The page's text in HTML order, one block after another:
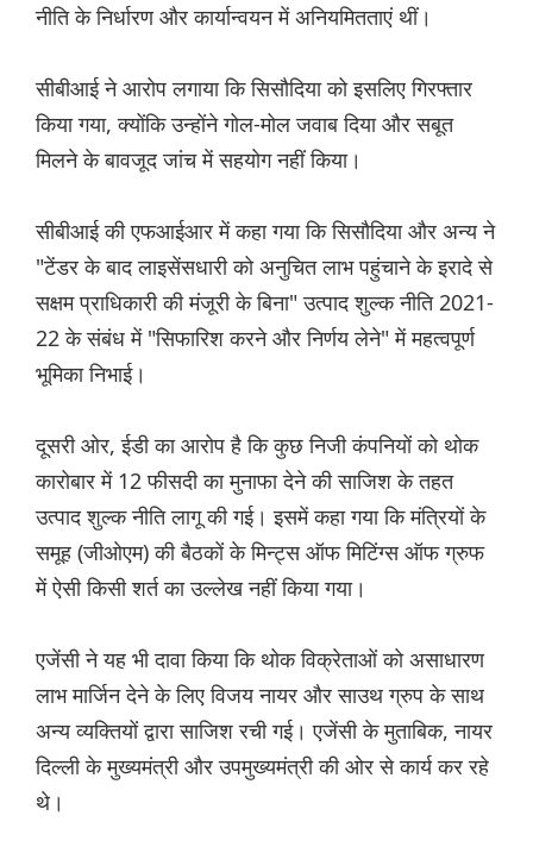
नीति के निर्धारण और कार्यान्वयन में अनियमितताएं थीं।
सीबीआई ने आरोप लगाया कि सिसौदिया को इसलिए गिरफ्तार
किया गया, क्योंकि उन्होंने गोल-मोल जवाब दिया और सबूत
मिलने के बावजूद जांच में सहयोग नहीं किया।
सीबीआई की एफआईआर में कहा गया कि सिसौदिया और अन्य ने
"टेंडर के बाद लाइसेंसधारी को अनुचित लाभ पहुंचाने के इरादे से
सक्षम प्राधिकारी की मंजूरी के बिना" उत्पाद शुल्क नीति 2021-
22 के संबंध में "सिफारिश करने और निर्णय लेने" में महत्वपूर्ण
भूमिका निभाई।
दूसरी ओर, ईडी का आरोप है कि कुछ निजी कंपनियों को थोक
कारोबार में 12 फीसदी का मुनाफा देने की साजिश के तहत
उत्पाद शुल्क नीति लागू की गई। इसमें कहा गया कि मंत्रियों के
समूह (जीओएम) की बैठकों के मिन्ट्स ऑफ मिटिंग्स ऑफ ग्रुफ
में ऐसी किसी शर्त का उल्लेख नहीं किया गया।
एजेंसी ने यह भी दावा किया कि थोक विक्रेताओं को असाधारण
लाभ मार्जिन देने के लिए विजय नायर और साउथ ग्रुप के साथ
अन्य व्यक्तियों द्वारा साजिश रची गई। एजेंसी के मुताबिक, नायर
दिल्ली के मुख्यमंत्री और उपमुख्यमंत्री की ओर से कार्य कर रहे
थे।